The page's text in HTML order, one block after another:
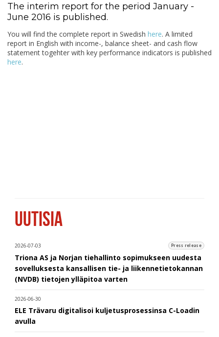
The interim report for the period January -
June 2016 is published.
You will find the complete report in Swedish here. A limited
report in English with income-, balance sheet- and cash flow
statement togehter with key performance indicators is published
here.
UUTISIA
2026-07-03 Press release
Triona AS ja Norjan tiehallinto sopimukseen uudesta
sovelluksesta kansallisen tie- ja liikennetietokannan
(NVDB) tietojen ylläpitoa varten
2026-06-30
ELE Trävaru digitalisoi kuljetusprosessinsa C-Loadin
avulla